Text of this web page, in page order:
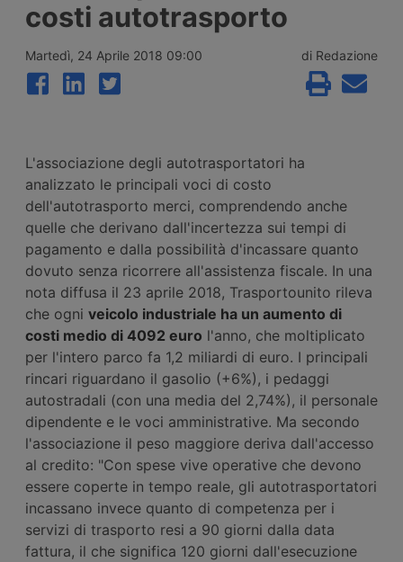
ammesse agli incentivi da 15mila euro per
l’uscita volontaria dal mercato, nell’ambito
per il 2026.
costi autotrasporto
Martedì, 24 Aprile 2018 09:00 di Redazione
L'associazione degli autotrasportatori ha
analizzato le principali voci di costo
dell'autotrasporto merci, comprendendo anche
quelle che derivano dall'incertezza sui tempi di
pagamento e dalla possibilità d'incassare quanto
dovuto senza ricorrere all'assistenza fiscale. In una
nota diffusa il 23 aprile 2018, Trasportounito rileva
che ogni veicolo industriale ha un aumento di
costi medio di 4092 euro l'anno, che moltiplicato
per l'intero parco fa 1,2 miliardi di euro. I principali
rincari riguardano il gasolio (+6%), i pedaggi
autostradali (con una media del 2,74%), il personale
dipendente e le voci amministrative. Ma secondo
l'associazione il peso maggiore deriva dall'accesso
al credito: "Con spese vive operative che devono
essere coperte in tempo reale, gli autotrasportatori
incassano invece quanto di competenza per i
servizi di trasporto resi a 90 giorni dalla data
fattura, il che significa 120 giorni dall'esecuzione